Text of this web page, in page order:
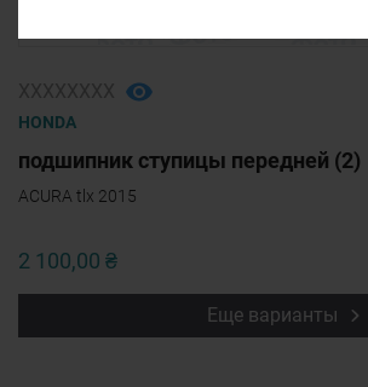
HONDA
подшипник ступицы передней (2)
ACURA tlx 2015
2 100,00 ₴
Еще варианты